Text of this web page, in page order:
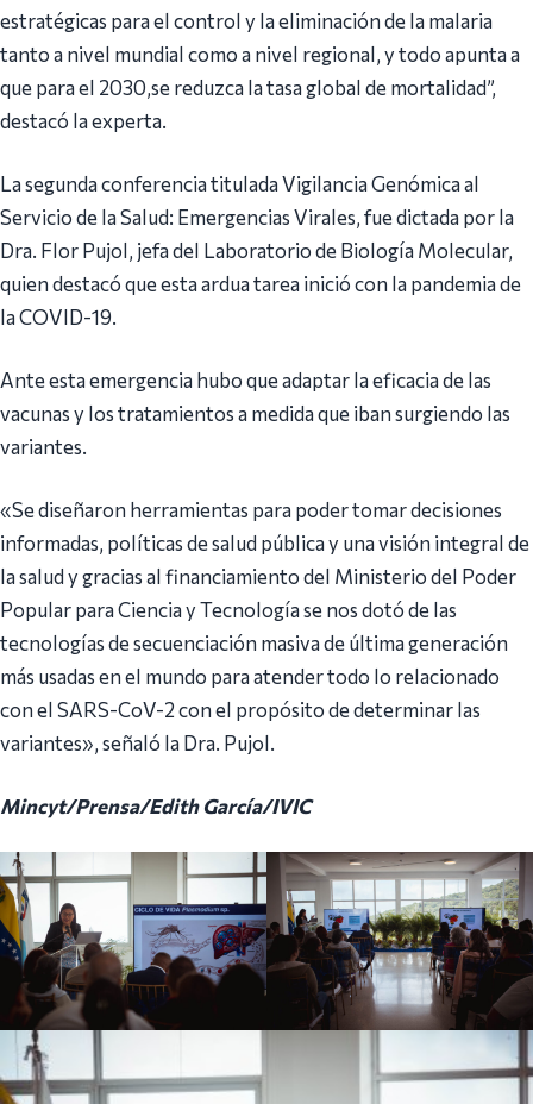
estratégicas para el control y la eliminación de la malaria
tanto a nivel mundial como a nivel regional, y todo apunta a
que para el 2030,se reduzca la tasa global de mortalidad”,
destacó la experta.
La segunda conferencia titulada Vigilancia Genómica al
Servicio de la Salud: Emergencias Virales, fue dictada por la
Dra. Flor Pujol, jefa del Laboratorio de Biología Molecular,
quien destacó que esta ardua tarea inició con la pandemia de
la COVID-19.
Ante esta emergencia hubo que adaptar la eficacia de las
vacunas y los tratamientos a medida que iban surgiendo las
variantes.
«Se diseñaron herramientas para poder tomar decisiones
informadas, políticas de salud pública y una visión integral de
la salud y gracias al financiamiento del Ministerio del Poder
Popular para Ciencia y Tecnología se nos dotó de las
tecnologías de secuenciación masiva de última generación
más usadas en el mundo para atender todo lo relacionado
con el SARS-CoV-2 con el propósito de determinar las
variantes», señaló la Dra. Pujol.
Mincyt/Prensa/Edith García/IVIC